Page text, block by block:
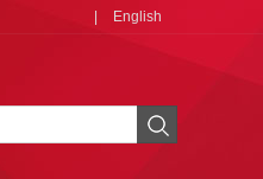
English